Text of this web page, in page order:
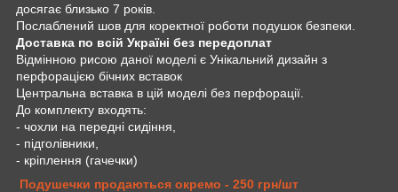
досягає близько 7 років.
Послаблений шов для коректної роботи подушок безпеки.
Доставка по всій Україні без передоплат
Відмінною рисою даної моделі є Унікальний дизайн з
перфорацією бічних вставок
Центральна вставка в цій моделі без перфорації.
До комплекту входять:
- чохли на передні сидіння,
- підголівники,
- кріплення (гачечки)
Подушечки продаються окремо - 250 грн/шт